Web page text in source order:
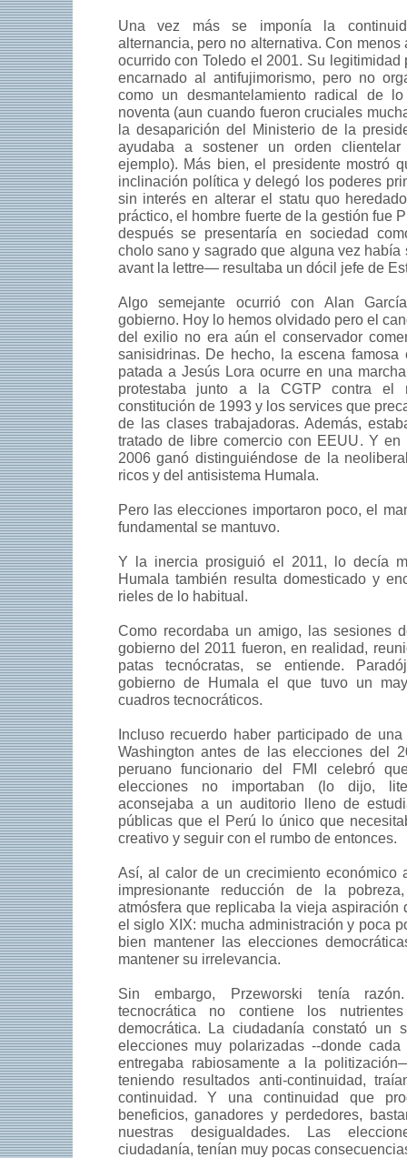
Una vez más se imponía la
alternancia, pero no alternativa. Con menos
ocurrido con Toledo el 2001. Su legitimidad
encarnado al antifujimorismo, pero no
como un desmantelamiento radical de
noventa (aun cuando fueron cruciales
la desaparición del Ministerio de la
ayudaba a sostener un orden
ejemplo). Más bien, el presidente mostró
inclinación política y delegó los poderes
sin interés en alterar el statu quo
práctico, el hombre fuerte de la gestión fue
después se presentaría en sociedad
cholo sano y sagrado que alguna vez había
avant la lettre— resultaba un dócil jefe de
Algo semejante ocurrió con Alan
gobierno. Hoy lo hemos olvidado pero el
del exilio no era aún el conservador
sanisidrinas. De hecho, la escena
patada a Jesús Lora ocurre en una
protestaba junto a la CGTP contra el
constitución de 1993 y los services que
de las clases trabajadoras. Además,
tratado de libre comercio con EEUU. Y
2006 ganó distinguiéndose de la
ricos y del antisistema Humala.
Pero las elecciones importaron poco, el
fundamental se mantuvo.
Y la inercia prosiguió el 2011, lo decía
Humala también resulta domesticado y
rieles de lo habitual.
Como recordaba un amigo, las sesiones
gobierno del 2011 fueron, en realidad,
patas tecnócratas, se entiende.
gobierno de Humala el que tuvo un
cuadros tecnocráticos.
Incluso recuerdo haber participado de
Washington antes de las elecciones del
peruano funcionario del FMI celebró
elecciones no importaban (lo dijo,
aconsejaba a un auditorio lleno de
públicas que el Perú lo único que
creativo y seguir con el rumbo de entonces.
Así, al calor de un crecimiento económico
impresionante reducción de la
atmósfera que replicaba la vieja aspiración
el siglo XIX: mucha administración y poca
bien mantener las elecciones
mantener su irrelevancia.
Sin embargo, Przeworski tenía
tecnocrática no contiene los
democrática. La ciudadanía constató un
elecciones muy polarizadas --donde
entregaba rabiosamente a la
teniendo resultados anti-continuidad,
continuidad. Y una continuidad que
beneficios, ganadores y perdedores,
nuestras desigualdades. Las
ciudadanía, tenían muy pocas